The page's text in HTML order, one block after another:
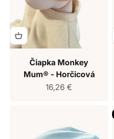
Čiapka Monkey
Mum® - Horčicová
Predajná cena
16,26 €